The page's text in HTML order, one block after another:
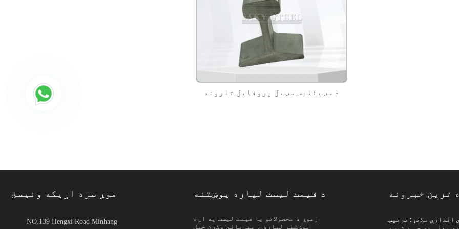
د سټینلیس سټیل پروفایل تارونه
موږ سره اړیکه ونیسئ
NO.139 Hengxi Road Minhang
د قیمت لیست لپاره پوښتنه
زموږ د محصولاتو یا قیمت لیست په اړه
پوښتنو لپاره ، مهرباني وکړئ خپل
ترین خبرونه
د سټینلیس سټیل ګمرکي اندازې ملاتړ: ترتیب ...